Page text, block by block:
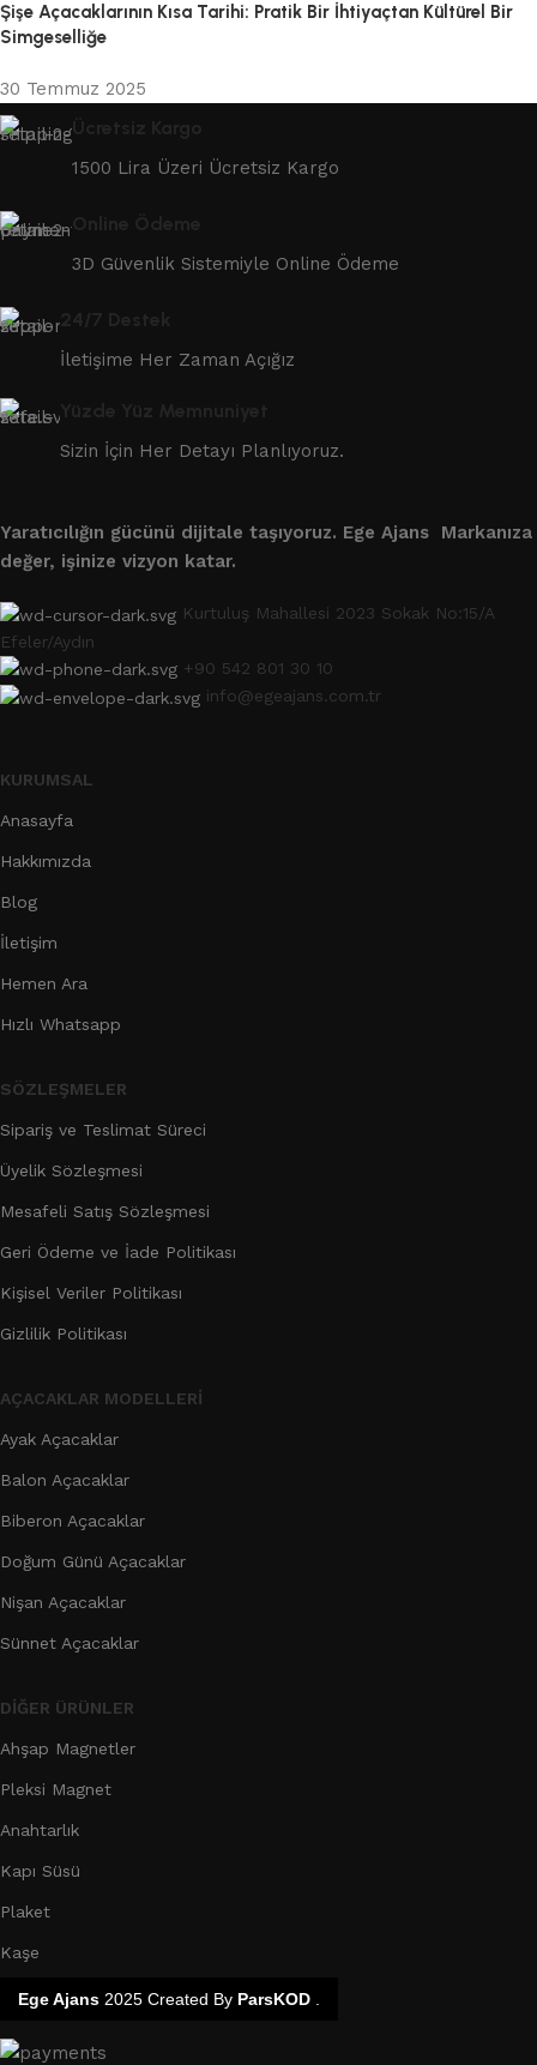
Şişe Açacaklarının Kısa Tarihi: Pratik Bir İhtiyaçtan Kültürel Bir
Simgeselliğe
30 Temmuz 2025
1500 Lira Üzeri Ücretsiz Kargo
3D Güvenlik Sistemiyle Online Ödeme
İletişime Her Zaman Açığız
Sizin İçin Her Detayı Planlıyoruz.
Yaratıcılığın gücünü dijitale taşıyoruz. Ege Ajans Markanıza
değer, işinize vizyon katar.
Kurtuluş Mahallesi 2023 Sokak No:15/A
Efeler/Aydın
+90 542 801 30 10
info@egeajans.com.tr
KURUMSAL
Anasayfa
Hakkımızda
Blog
İletişim
Hemen Ara
Hızlı Whatsapp
SÖZLEŞMELER
Sipariş ve Teslimat Süreci
Üyelik Sözleşmesi
Mesafeli Satış Sözleşmesi
Geri Ödeme ve İade Politikası
Kişisel Veriler Politikası
Gizlilik Politikası
AÇACAKLAR MODELLERI
Ayak Açacaklar
Balon Açacaklar
Biberon Açacaklar
Doğum Günü Açacaklar
Nişan Açacaklar
Sünnet Açacaklar
DIĞER ÜRÜNLER
Ahşap Magnetler
Pleksi Magnet
Anahtarlık
Kapı Süsü
Plaket
Kaşe
Ege Ajans 2025 Created By ParsKOD